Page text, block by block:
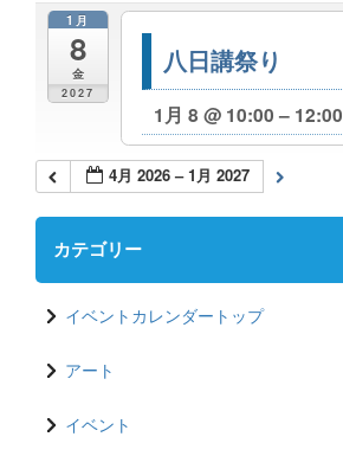
1月
8
金
2027
八日講祭り
1月 8 @ 10:00 – 12:00
4月 2026 – 1月 2027
カテゴリー
イベントカレンダートップ
アート
イベント